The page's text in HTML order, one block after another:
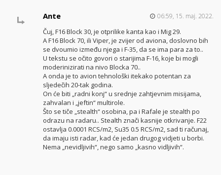
Ante 06:59, 15. maj. 2022.
Čuj, F16 Block 30, je otprilike kanta kao i Mig 29.
A F16 Block 70, ili Viper, je zvijer od aviona, doslovno bih
se dvoumio između njega i F-35, da se ima para za to..
U tekstu se očito govori o starijima F-16, koje bi mogli
moderinizirati na nivo Blocka 70..
A onda je to avion tehnološki itekako potentan za
sljedečih 20-tak godina.
On će biti „radni konj“ u srednje zahtjevnim misijama,
zahvalan i „jeftin“ multirole.
Što se tiče „stealth“ osobina, pa i Rafale je stealth po
odrazu na radaru.. Stealth znači kasnije otkrivanje. F22
ostavlja 0.0001 RCS/m2, Su35 0.5 RCS/m2, sad ti računaj,
da imaju isti radar, kad će jedan drugog vidjeti u borbi.
Nema „nevidljivih“, nego samo „kasno vidljivih“.